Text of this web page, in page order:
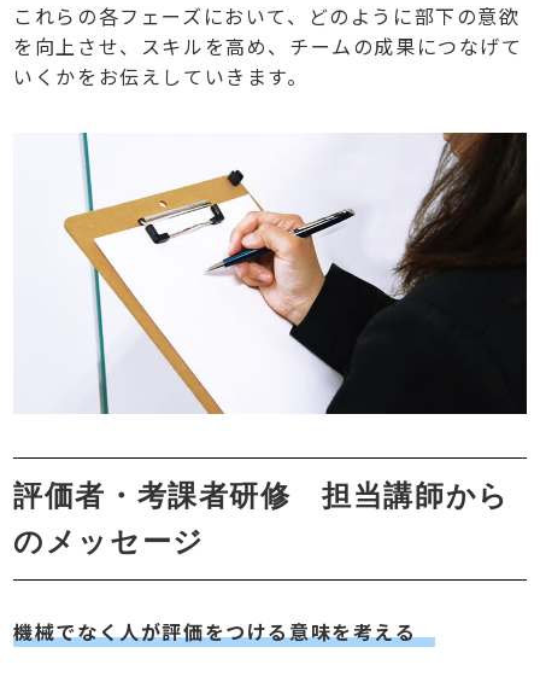
これらの各フェーズにおいて、どのように部下の意欲
を向上させ、スキルを高め、チームの成果につなげて
いくかをお伝えしていきます。
評価者・考課者研修 担当講師から
のメッセージ
機械でなく人が評価をつける意味を考える